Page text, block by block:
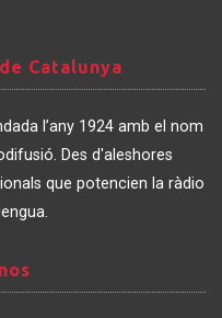
Catalunya
l’any 1924 amb el nom
Des d'aleshores
que potencien la ràdio